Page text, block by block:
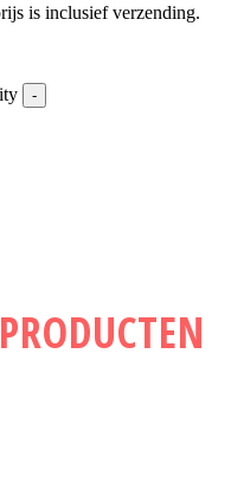
is inclusief verzending.